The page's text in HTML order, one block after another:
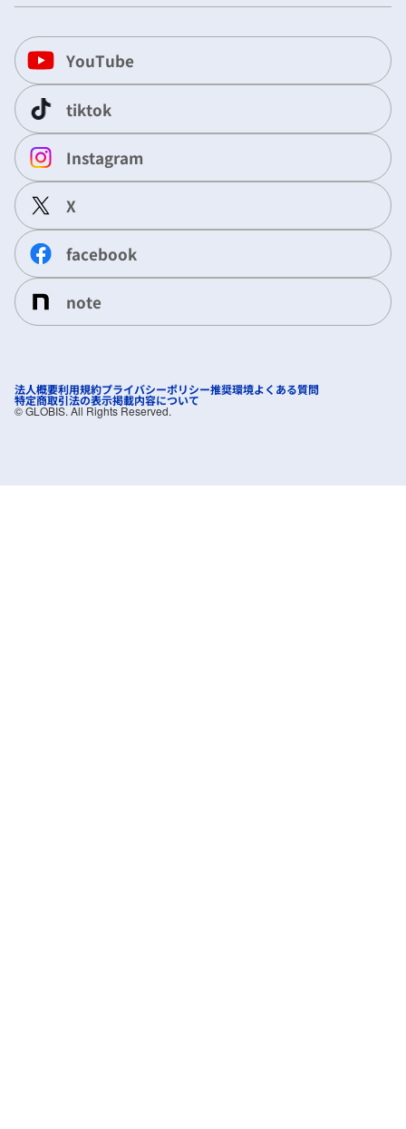
YouTube
tiktok
Instagram
X
facebook
note
法人概要利用規約プライバシーポリシー推奨環境よくある質問
特定商取引法の表示掲載内容について
©︎ GLOBIS. All Rights Reserved.